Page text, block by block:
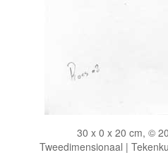
30 x 0 x 20 cm, ©
Tweedimensionaal |